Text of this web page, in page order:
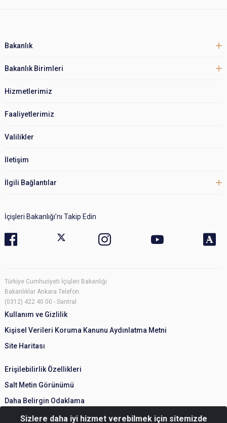
Bakanlık
Bakanlık Birimleri
Hizmetlerimiz
Faaliyetlerimiz
Valilikler
İletişim
İlgili Bağlantılar
İçişleri Bakanlığı’nı Takip Edin
Türkiye Cumhuriyeti İçişleri Bakanlığı
Bakanlıklar Ankara Telefon:
(0312) 422 40 00 - Santral
Kullanım ve Gizlilik
Kişisel Verileri Koruma Kanunu Aydınlatma Metni
Site Haritası
Erişilebilirlik Özellikleri
Salt Metin Görünümü
Daha Belirgin Odaklama
Sizlere daha iyi hizmet verebilmek için sitemizde